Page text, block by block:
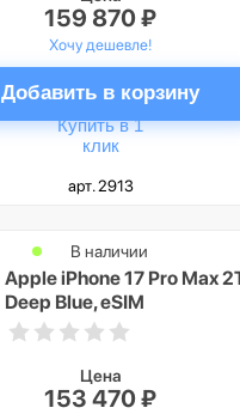
159 870 ₽
Хочу дешевле!
Добавить в корзину
Купить в 1
клик
арт. 2913
Apple iPhone 17 Pro Max
Deep Blue, eSIM
В наличии
Цена
153 470 ₽